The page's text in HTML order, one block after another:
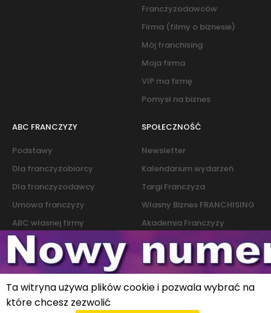
Franczyzodawców
Firma (filmy o biznesie)
Mój franchising
Moja firma
VIP ma firmę
Pomysł na biznes
ABC FRANCZYZY
Podstawy
Dla franczyzobiorcy
Dla franczyzodawcy
Umowa franczyzy
ABC własnej firmy
Słownik franczyzy i biznesu
SPOŁECZNOŚĆ
Newsletter
Kalendarium wydarzeń
Targi Franczyza
Własny Biznes FRANCHISING
Akademia Franczyzy
Marketing
Kontakt
Polityka cookies
Ta witryna używa plików cookie i pozwala wybrać na
które chcesz zezwolić